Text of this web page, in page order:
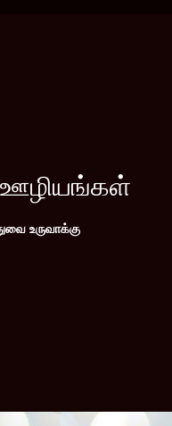
ஊழியங்கள்
உருவாக்கு